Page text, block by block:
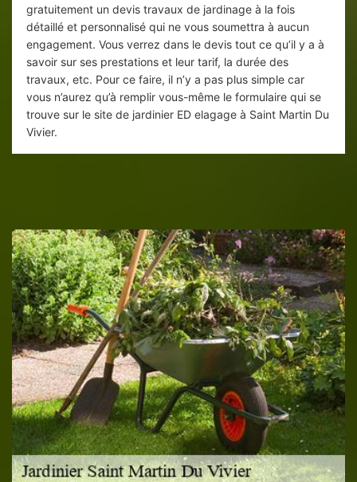
gratuitement un devis travaux de jardinage à la fois
détaillé et personnalisé qui ne vous soumettra à aucun
engagement. Vous verrez dans le devis tout ce qu’il y a à
savoir sur ses prestations et leur tarif, la durée des
travaux, etc. Pour ce faire, il n’y a pas plus simple car
vous n’aurez qu’à remplir vous-même le formulaire qui se
trouve sur le site de jardinier ED elagage à Saint Martin Du
Vivier.